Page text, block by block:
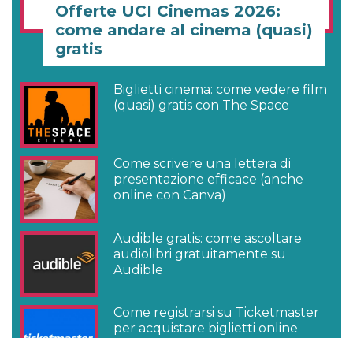
Offerte UCI Cinemas 2026:
come andare al cinema (quasi)
gratis
Biglietti cinema: come vedere film
(quasi) gratis con The Space
Come scrivere una lettera di
presentazione efficace (anche
online con Canva)
Audible gratis: come ascoltare
audiolibri gratuitamente su
Audible
Come registrarsi su Ticketmaster
per acquistare biglietti online